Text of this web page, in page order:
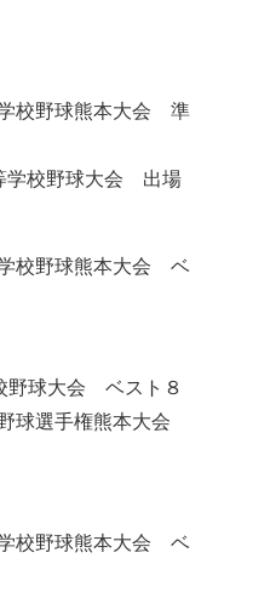
校野球熊本大会 準
学校野球大会 出場
校野球熊本大会 ベ
野球大会 ベスト８
球選手権熊本大会
校野球熊本大会 ベ